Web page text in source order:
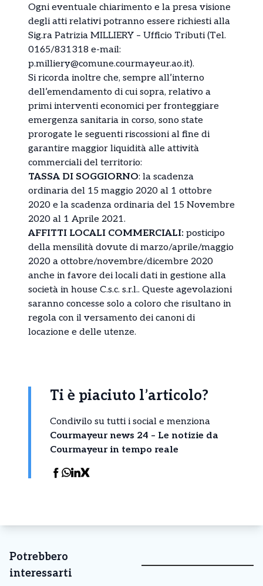
Ogni eventuale chiarimento e la presa visione
degli atti relativi potranno essere richiesti alla
Sig.ra Patrizia MILLIERY – Ufficio Tributi (Tel.
0165/831318 e-mail:
p.milliery@comune.courmayeur.ao.it).
Si ricorda inoltre che, sempre all’interno
dell’emendamento di cui sopra, relativo a
primi interventi economici per fronteggiare
emergenza sanitaria in corso, sono state
prorogate le seguenti riscossioni al fine di
garantire maggior liquidità alle attività
commerciali del territorio:
TASSA DI SOGGIORNO: la scadenza
ordinaria del 15 maggio 2020 al 1 ottobre
2020 e la scadenza ordinaria del 15 Novembre
2020 al 1 Aprile 2021.
AFFITTI LOCALI COMMERCIALI: posticipo
della mensilità dovute di marzo/aprile/maggio
2020 a ottobre/novembre/dicembre 2020
anche in favore dei locali dati in gestione alla
società in house C.s.c. s.r.l.. Queste agevolazioni
saranno concesse solo a coloro che risultano in
regola con il versamento dei canoni di
locazione e delle utenze.
Ti è piaciuto l’articolo?
Condivilo su tutti i social e menziona
Courmayeur news 24 – Le notizie da
Courmayeur in tempo reale
Potrebbero
interessarti